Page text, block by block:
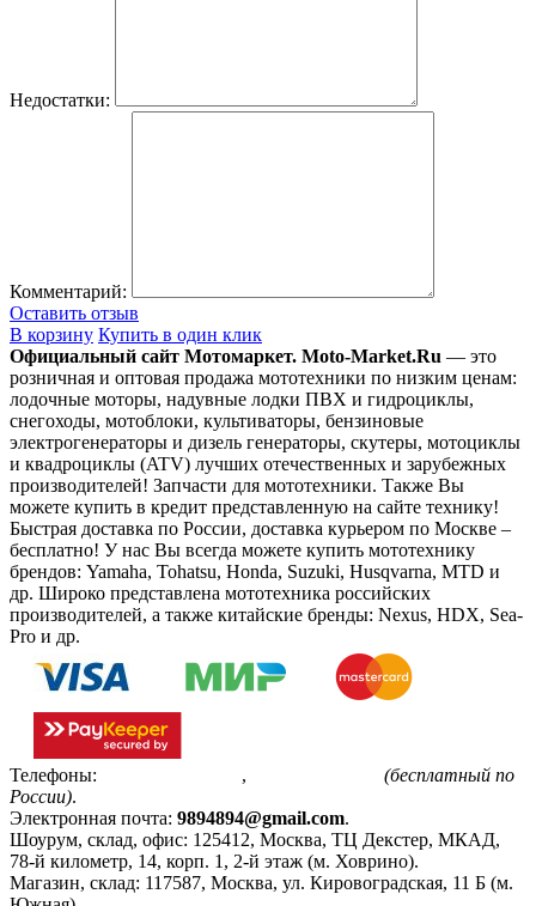
Недостатки:
Комментарий:
Оставить отзыв
В корзину Купить в один клик
Официальный сайт Мотомаркет. Moto-Market.Ru — это
розничная и оптовая продажа мототехники по низким ценам:
лодочные моторы, надувные лодки ПВХ и гидроциклы,
снегоходы, мотоблоки, культиваторы, бензиновые
электрогенераторы и дизель генераторы, скутеры, мотоциклы
и квадроциклы (ATV) лучших отечественных и зарубежных
производителей! Запчасти для мототехники. Также Вы
можете купить в кредит представленную на сайте технику!
Быстрая доставка по России, доставка курьером по Москве –
бесплатно! У нас Вы всегда можете купить мототехнику
брендов: Yamaha, Tohatsu, Honda, Suzuki, Husqvarna, MTD и
др. Широко представлена мототехника российских
производителей, а также китайские бренды: Nexus, HDX, Sea-
Pro и др.
Телефоны: ,
(бесплатный по
России).
Электронная почта: 9894894@gmail.com.
Шоурум, склад, офис: 125412, Москва, ТЦ Декстер, МКАД,
78-й километр, 14, корп. 1, 2-й этаж (м. Ховрино).
Магазин, склад: 117587, Москва, ул. Кировоградская, 11 Б (м.